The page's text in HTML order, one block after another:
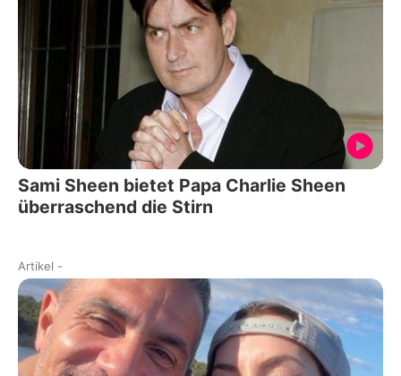
Sami Sheen bietet Papa Charlie Sheen
überraschend die Stirn
Artikel -